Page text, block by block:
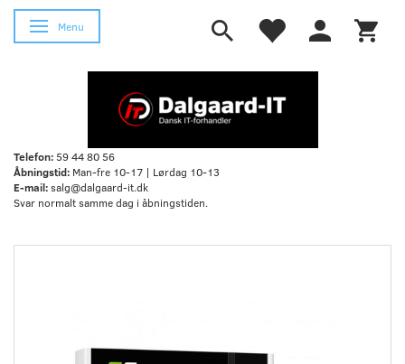
Skifte navigation
Menu
Telefon:59 44 80 56
Åbningstid: Man-fre 10-17 | Lørdag 10-13
E-mail:salg@dalgaard-it.dk
Svar normalt samme dag i åbningstiden.